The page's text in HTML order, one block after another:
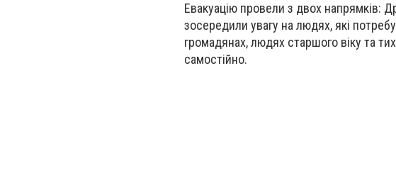
Евакуацію провели з двох напрямків:
зосередили увагу на людях, які
громадянах, людях старшого віку та
самостійно.